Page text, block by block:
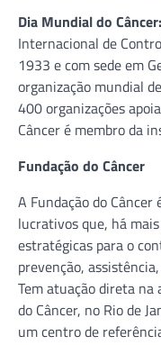
Dia Mundial do Câncer:
Internacional de
1933 e com sede em
organização mundial
400 organizações
Câncer é membro da
Fundação do Câncer
A Fundação do
lucrativos que, há
estratégicas para o
prevenção,
Tem atuação direta na
do Câncer, no Rio de
um centro de